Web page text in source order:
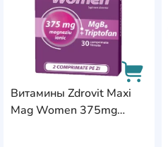
Витамины Zdrovit Maxi
Mag Women 375mg